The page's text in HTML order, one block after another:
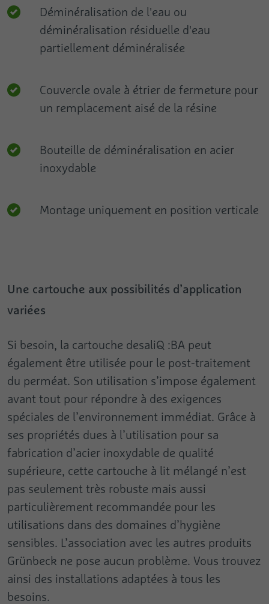
Déminéralisation de l'eau ou
déminéralisation résiduelle d'eau
partiellement déminéralisée
Couvercle ovale à étrier de fermeture pour
un remplacement aisé de la résine
Bouteille de déminéralisation en acier
inoxydable
Montage uniquement en position verticale
Une cartouche aux possibilités d’application
variées
Si besoin, la cartouche desaliQ :BA peut
également être utilisée pour le post-traitement
du perméat. Son utilisation s’impose également
avant tout pour répondre à des exigences
spéciales de l’environnement immédiat. Grâce à
ses propriétés dues à l’utilisation pour sa
fabrication d’acier inoxydable de qualité
supérieure, cette cartouche à lit mélangé n’est
pas seulement très robuste mais aussi
particulièrement recommandée pour les
utilisations dans des domaines d’hygiène
sensibles. L’association avec les autres produits
Grünbeck ne pose aucun problème. Vous trouvez
ainsi des installations adaptées à tous les
besoins.